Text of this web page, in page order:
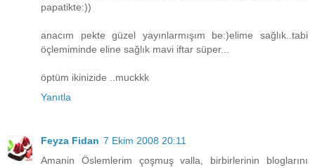
papatikte:))
anacım pekte güzel yayınlarmışım be:)elime sağlık..tabi
öçlemiminde eline sağlık mavi iftar süper...
öptüm ikinizide ..muckkk
Yanıtla
Feyza Fidan 7 Ekim 2008 20:11
Amanin Öslemlerim çoşmuş valla, birbirlerinin bloglarını